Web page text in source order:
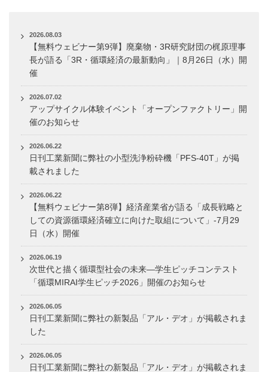
2026.08.03
【無料ウェビナー第9弾】廃棄物・3R研究財団の梶原理事
長が語る「3R・循環経済の最新動向」｜8月26日（水）開
催
2026.07.02
アップサイクル体験イベント「オープンファクトリー」開
催のお知らせ
2026.06.22
日刊工業新聞に弊社の小型洗浄粉砕機「PFS-40T」が掲
載されました
2026.06.22
【無料ウェビナー第8弾】経済産業省が語る「成長戦略と
しての資源循環経済確立に向けた取組について」-7月29
日（水）開催
2026.06.19
次世代と描く循環型社会の未来―学生ピッチコンテスト
「循環MIRAI学生ピッチ2026」開催のお知らせ
2026.06.05
日刊工業新聞に弊社の新製品「アル・デオ」が掲載されま
した
2026.06.05
日刊工業新聞に弊社の新製品「アル・デオ」が掲載されま